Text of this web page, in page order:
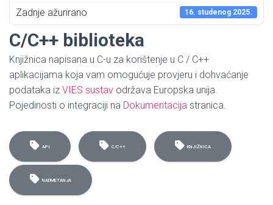
Zadnje ažurirano 16. studenog 2025.
C/C++ biblioteka
Knjižnica napisana u C-u za korištenje u C / C++
aplikacijama koja vam omogućuje provjeru i dohvaćanje
podataka iz VIES sustav održava Europska unija.
Pojedinosti o integraciji na Dokumentacija stranica.
API C/C++ KNJIŽNICA
NADMETANJA